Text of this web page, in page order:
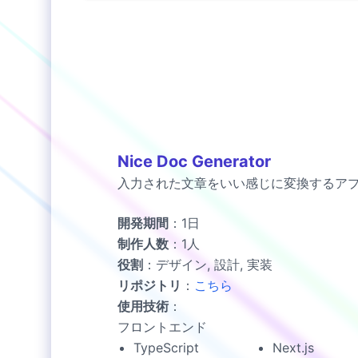
Nice Doc Generator
入力された文章をいい感じに変換するア
開発期間 ： 1日
制作人数 ： 1人
役割 ： デザイン, 設計, 実装
リポジトリ ： こちら
使用技術 ：
フロントエンド
TypeScript
Next.js